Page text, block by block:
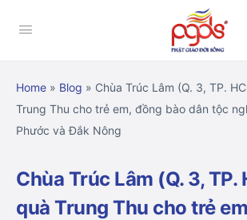
Home » Blog » Chùa Trúc Lâm (Q. 3, TP.
Trung Thu cho trẻ em, đồng bào dân tộc
Phước và Đắk Nông
Chùa Trúc Lâm (Q. 3, TP.
quà Trung Thu cho trẻ